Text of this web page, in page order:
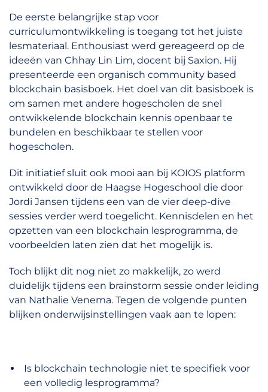
De eerste belangrijke stap voor
curriculumontwikkeling is toegang tot het juiste
lesmateriaal. Enthousiast werd gereageerd op de
ideeën van Chhay Lin Lim, docent bij Saxion. Hij
presenteerde een organisch community based
blockchain basisboek. Het doel van dit basisboek is
om samen met andere hogescholen de snel
ontwikkelende blockchain kennis openbaar te
bundelen en beschikbaar te stellen voor
hogescholen.
Dit initiatief sluit ook mooi aan bij KOIOS platform
ontwikkeld door de Haagse Hogeschool die door
Jordi Jansen tijdens een van de vier deep-dive
sessies verder werd toegelicht. Kennisdelen en het
opzetten van een blockchain lesprogramma, de
voorbeelden laten zien dat het mogelijk is.
Toch blijkt dit nog niet zo makkelijk, zo werd
duidelijk tijdens een brainstorm sessie onder leiding
van Nathalie Venema. Tegen de volgende punten
blijken onderwijsinstellingen vaak aan te lopen:
Is blockchain technologie niet te specifiek voor
een volledig lesprogramma?